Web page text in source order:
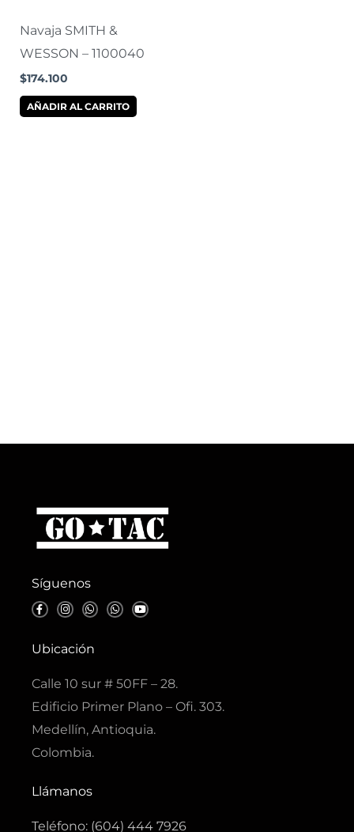
Navaja SMITH &
WESSON – 1100040
$174.100
AÑADIR AL CARRITO
Síguenos
F
a
b
o
-
I
n
a
g
m
W
h
s
a
W
h
Y
o
Ubicación
Calle 10 sur # 50FF – 28.
Edificio Primer Plano – Ofi. 303.
Medellín, Antioquia.
Colombia.
Llámanos
Teléfono: (604) 444 7926